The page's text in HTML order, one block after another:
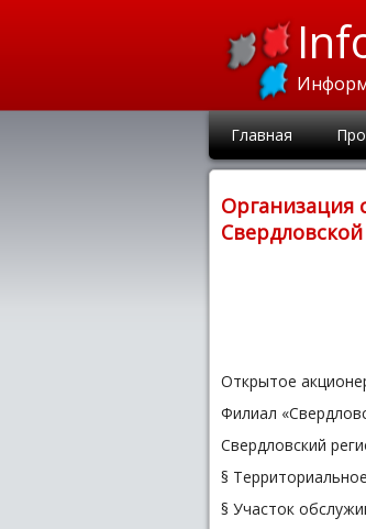
Главная
Организация
Открытое
Филиал
Свердловский
§
§ Участок